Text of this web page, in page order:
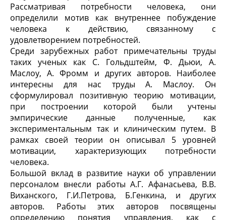
Рассматривая потребности человека, они
определили мотив как внутреннее побуждение
человека к действию, связанному с
удовлетворением потребностей.
Среди зарубежных работ примечательны труды
таких ученых как С. Гольдштейм, Ф. Дьюи, А.
Маслоу, А. Фромм и других авторов. Наиболее
интересны для нас труды А. Маслоу. Он
сформулировал позитивную теорию мотивации,
при построении которой были учтены
эмпирические данные полученные, как
экспериментальным так и клиническим путем. В
рамках своей теории он описывал 5 уровней
мотивации, характеризующих потребности
человека.
Большой вклад в развитие науки об управлении
персоналом внесли работы А.Г. Афанасьева, В.В.
Виханского, Г.И.Петрова, Б.Генкина, и других
авторов. Работы этих авторов посвящены
определению понятия управления, как с